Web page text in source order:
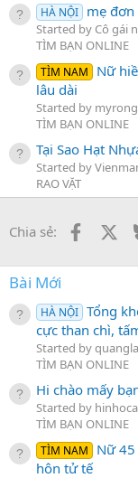
HÀ NỘI mẹ
Started by Cô gái
TÌM BẠN ONLINE
TÌM NAM
Nữ
lâu dài
Started by
TÌM BẠN ONLINE
Tại Sao Hạt
Started by
RAO VẶT
Chia sẻ:
Bài Mới
HÀ NỘI Tổng
cực than chì,
Started by
TÌM BẠN ONLINE
Hi chào mấy
Started by
TÌM BẠN ONLINE
TÌM NAM
Nữ
hôn tử tế